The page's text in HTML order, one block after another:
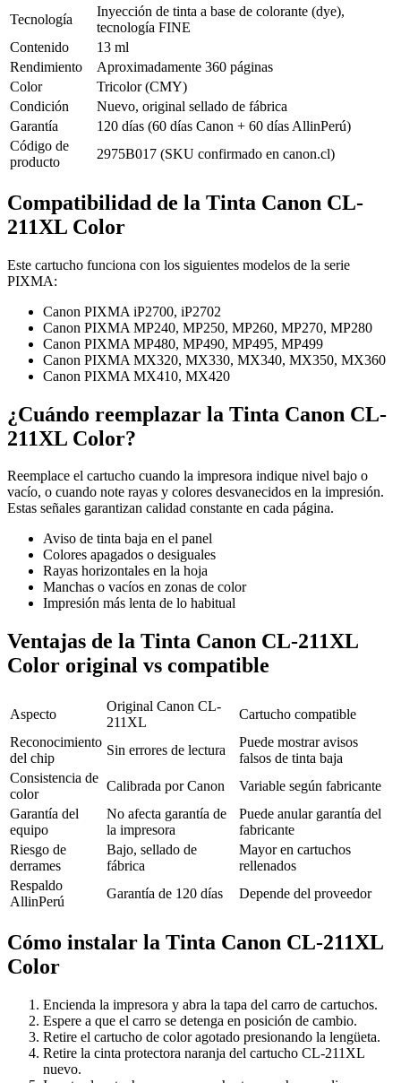
Tecnología
Inyección de tinta a base de colorante (dye),
tecnología FINE
Contenido
13 ml
Rendimiento
Aproximadamente 360 páginas
Color
Tricolor (CMY)
Condición
Nuevo, original sellado de fábrica
Garantía
120 días (60 días Canon + 60 días AllinPerú)
Código de
producto
2975B017 (SKU confirmado en canon.cl)
Compatibilidad de la Tinta Canon CL-
211XL Color
Este cartucho funciona con los siguientes modelos de la serie
PIXMA:
Canon PIXMA iP2700, iP2702
Canon PIXMA MP240, MP250, MP260, MP270, MP280
Canon PIXMA MP480, MP490, MP495, MP499
Canon PIXMA MX320, MX330, MX340, MX350, MX360
Canon PIXMA MX410, MX420
¿Cuándo reemplazar la Tinta Canon CL-
211XL Color?
Reemplace el cartucho cuando la impresora indique nivel bajo o
vacío, o cuando note rayas y colores desvanecidos en la impresión.
Estas señales garantizan calidad constante en cada página.
Aviso de tinta baja en el panel
Colores apagados o desiguales
Rayas horizontales en la hoja
Manchas o vacíos en zonas de color
Impresión más lenta de lo habitual
Ventajas de la Tinta Canon CL-211XL
Color original vs compatible
Aspecto
Original Canon CL-
211XL
Cartucho compatible
Reconocimiento
del chip
Sin errores de lectura
Puede mostrar avisos
falsos de tinta baja
Consistencia de
color
Calibrada por Canon
Variable según fabricante
Garantía del
equipo
No afecta garantía de
la impresora
Puede anular garantía del
fabricante
Riesgo de
derrames
Bajo, sellado de
fábrica
Mayor en cartuchos
rellenados
Respaldo
AllinPerú
Garantía de 120 días Depende del proveedor
Cómo instalar la Tinta Canon CL-211XL
Color
Encienda la impresora y abra la tapa del carro de cartuchos.
Espere a que el carro se detenga en posición de cambio.
Retire el cartucho de color agotado presionando la lengüeta.
Retire la cinta protectora naranja del cartucho CL-211XL
nuevo.